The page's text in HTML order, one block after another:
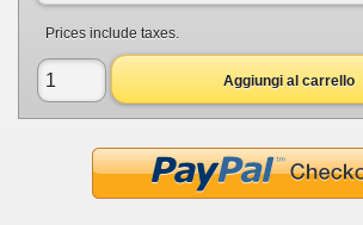
Prices include taxes.
Aggiungi al carrello